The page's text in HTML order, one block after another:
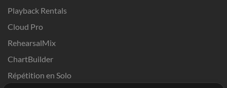
Playback Rentals
Cloud Pro
RehearsalMix
ChartBuilder
Répétition en Solo